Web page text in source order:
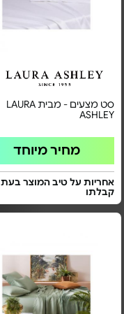
סט מצעים - מבית LAURA
ASHLEY
מחיר מיוחד
אחריות על טיב המוצר בעת
קבלתו